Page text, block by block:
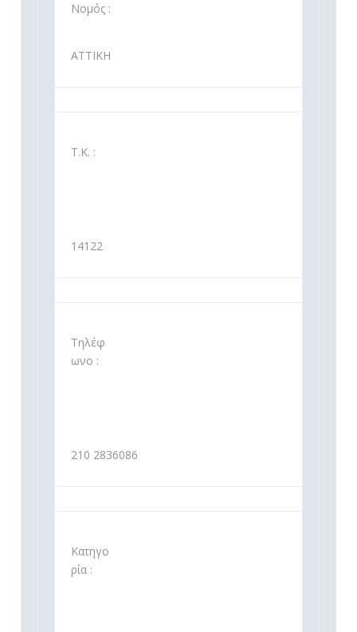
Νομός :
ΑΤΤΙΚΗ
Τ.Κ. :
14122
Τηλέφ
ωνο :
210 2836086
Κατηγο
ρία :